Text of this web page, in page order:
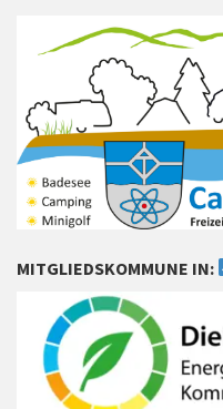
MITGLIEDSKOMMUNE IN: